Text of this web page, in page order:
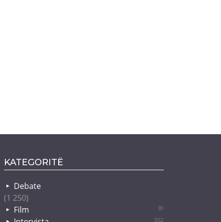
KATEGORITË
Debate
(1 250)
Film
18
352